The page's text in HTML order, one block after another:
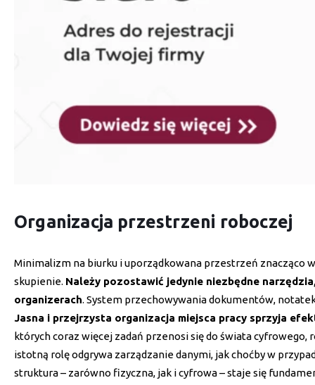
Organizacja przestrzeni roboczej
Minimalizm na biurku i uporządkowana przestrzeń znacząco
skupienie. Należy pozostawić jedynie niezbędne
organizerach. System przechowywania dokumentów,
Jasna i przejrzysta organizacja miejsca pracy sprzyja
których coraz więcej zadań przenosi się do świata
istotną rolę odgrywa zarządzanie danymi, jak choćby w
struktura – zarówno fizyczna, jak i cyfrowa – staje się